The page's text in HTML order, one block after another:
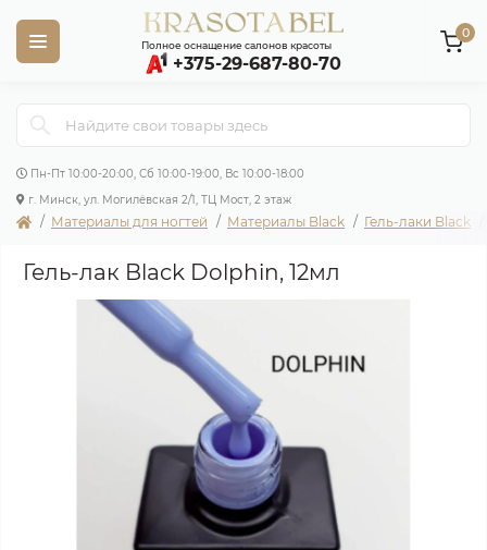
+375-29-687-80-70
Полное оснащение салонов красоты
Пн-Пт 10:00-20:00, Сб 10:00-19:00, Вс 10:00-18:00
г. Минск, ул. Могилёвская 2/1, ТЦ Мост, 2 этаж
0
Материалы для ногтей Материалы Black Гель-лаки Black
Гель-лак Black Dolphin, 12мл